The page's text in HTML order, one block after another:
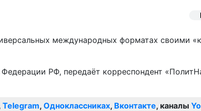
международных форматах своими
РФ, передаёт корреспондент
Telegram, Одноклассниках, Вконтакте, каналы